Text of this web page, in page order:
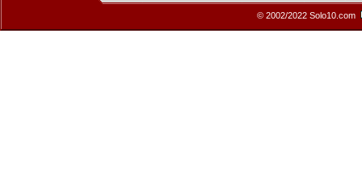
© 2002/2022 Solo10.com